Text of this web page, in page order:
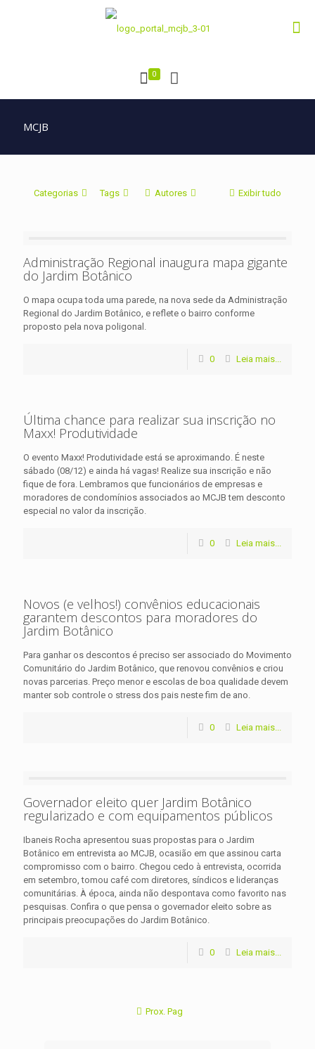
0
MCJB
Categorias Tags Autores Exibir tudo
Administração Regional inaugura mapa gigante
do Jardim Botânico
O mapa ocupa toda uma parede, na nova sede da Administração
Regional do Jardim Botânico, e reflete o bairro conforme
proposto pela nova poligonal.
0 Leia mais...
Última chance para realizar sua inscrição no
Maxx! Produtividade
O evento Maxx! Produtividade está se aproximando. É neste
sábado (08/12) e ainda há vagas! Realize sua inscrição e não
fique de fora. Lembramos que funcionários de empresas e
moradores de condomínios associados ao MCJB tem desconto
especial no valor da inscrição.
0 Leia mais...
Novos (e velhos!) convênios educacionais
garantem descontos para moradores do
Jardim Botânico
Para ganhar os descontos é preciso ser associado do Movimento
Comunitário do Jardim Botânico, que renovou convênios e criou
novas parcerias. Preço menor e escolas de boa qualidade devem
manter sob controle o stress dos pais neste fim de ano.
0 Leia mais...
Governador eleito quer Jardim Botânico
regularizado e com equipamentos públicos
Ibaneis Rocha apresentou suas propostas para o Jardim
Botânico em entrevista ao MCJB, ocasião em que assinou carta
compromisso com o bairro. Chegou cedo à entrevista, ocorrida
em setembro, tomou café com diretores, síndicos e lideranças
comunitárias. À época, ainda não despontava como favorito nas
pesquisas. Confira o que pensa o governador eleito sobre as
principais preocupações do Jardim Botânico.
0 Leia mais...
Prox. Pag